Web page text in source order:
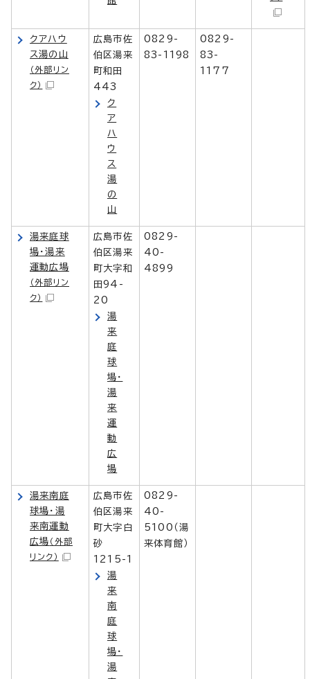
クアハウ
ス湯の山
（外部リン
ク）
広島市佐
伯区湯来
町和田
443
ク
ア
ハ
ウ
ス
湯
の
山
0829-
83-1198
0829-
83-
1177
湯来庭球
場・湯来
運動広場
（外部リン
ク）
広島市佐
伯区湯来
町大字和
田94-
20
湯
来
庭
球
場・
湯
来
運
動
広
場
0829-
40-
4899
湯来南庭
球場・湯
来南運動
広場 （外部
リンク）
広島市佐
伯区湯来
町大字白
砂
1215-1
湯
来
南
庭
球
場・
湯
0829-
40-
5100（湯
来体育館）